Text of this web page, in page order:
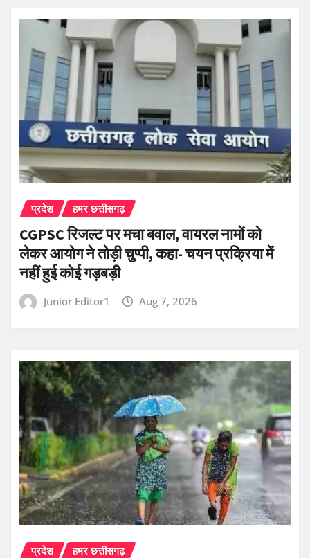
प्रदेश हमर छत्तीसगढ़
CGPSC रिजल्ट पर मचा बवाल, वायरल नामों को
लेकर आयोग ने तोड़ी चुप्पी, कहा- चयन प्रक्रिया में
नहीं हुई कोई गड़बड़ी
Junior Editor1 Aug 7, 2026
प्रदेश हमर छत्तीसगढ़